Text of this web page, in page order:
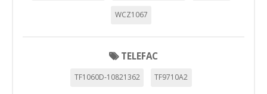
WCZ1067
TELEFAC
TF1060D-10821362 TF9710A2